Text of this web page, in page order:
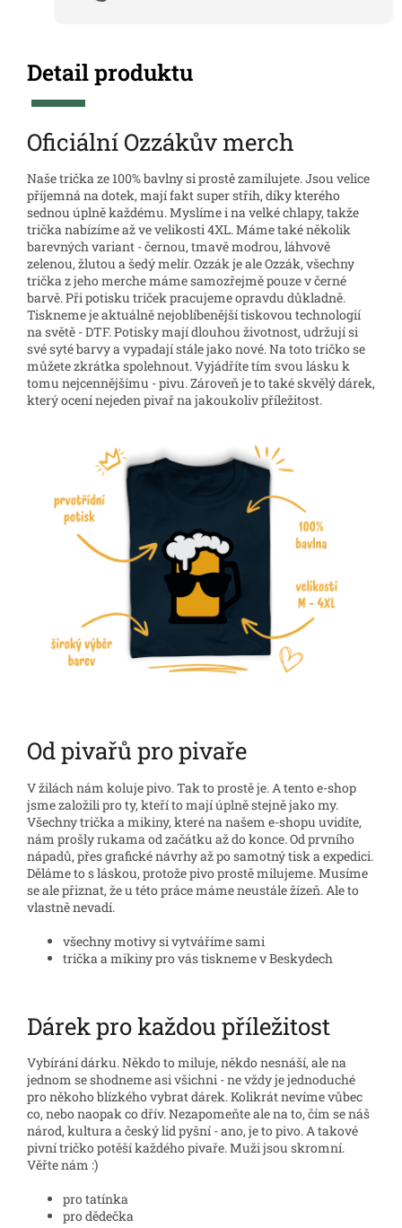
Detail produktu
Oficiální Ozzákův merch
Naše trička ze 100% bavlny si prostě zamilujete. Jsou velice
příjemná na dotek, mají fakt super střih, díky kterého
sednou úplně každému. Myslíme i na velké chlapy, takže
trička nabízíme až ve velikosti 4XL. Máme také několik
barevných variant - černou, tmavě modrou, láhvově
zelenou, žlutou a šedý melír. Ozzák je ale Ozzák, všechny
trička z jeho merche máme samozřejmě pouze v černé
barvě. Při potisku triček pracujeme opravdu důkladně.
Tiskneme je aktuálně nejoblíbenější tiskovou technologií
na světě - DTF. Potisky mají dlouhou životnost, udržují si
své syté barvy a vypadají stále jako nové. Na toto tričko se
můžete zkrátka spolehnout. Vyjádříte tím svou lásku k
tomu nejcennějšímu - pivu. Zároveň je to také skvělý dárek,
který ocení nejeden pivař na jakoukoliv příležitost.
Od pivařů pro pivaře
V žilách nám koluje pivo. Tak to prostě je. A tento e-shop
jsme založili pro ty, kteří to mají úplně stejně jako my.
Všechny trička a mikiny, které na našem e-shopu uvidíte,
nám prošly rukama od začátku až do konce. Od prvního
nápadů, přes grafické návrhy až po samotný tisk a expedici.
Děláme to s láskou, protože pivo prostě milujeme. Musíme
se ale přiznat, že u této práce máme neustále žízeň. Ale to
vlastně nevadí.
všechny motivy si vytváříme sami
trička a mikiny pro vás tiskneme v Beskydech
Dárek pro každou příležitost
Vybírání dárku. Někdo to miluje, někdo nesnáší, ale na
jednom se shodneme asi všichni - ne vždy je jednoduché
pro někoho blízkého vybrat dárek. Kolikrát nevíme vůbec
co, nebo naopak co dřív. Nezapomeňte ale na to, čím se náš
národ, kultura a český lid pyšní - ano, je to pivo. A takové
pivní tričko potěší každého pivaře. Muži jsou skromní.
Věřte nám :)
pro tatínka
pro dědečka